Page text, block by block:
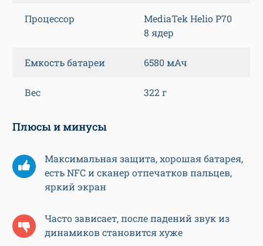
Процессор
MediaTek Helio P70
8 ядер
Емкость батареи 6580 мАч
Вес 322 г
Плюсы и минусы
Максимальная защита, хорошая батарея,
есть NFC и сканер отпечатков пальцев,
яркий экран
Часто зависает, после падений звук из
динамиков становится хуже